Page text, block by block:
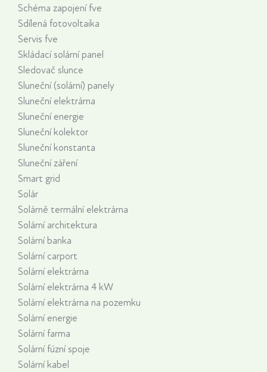
Schéma zapojení fve
Sdílená fotovoltaika
Servis fve
Skládací solární panel
Sledovač slunce
Sluneční (solární) panely
Sluneční elektrárna
Sluneční energie
Sluneční kolektor
Sluneční konstanta
Sluneční záření
Smart grid
Solár
Solárně termální elektrárna
Solární architektura
Solární banka
Solární carport
Solární elektrárna
Solární elektrárna 4 kW
Solární elektrárna na pozemku
Solární energie
Solární farma
Solární fúzní spoje
Solární kabel